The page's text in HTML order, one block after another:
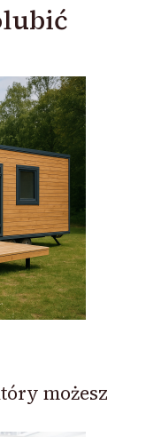
możesz